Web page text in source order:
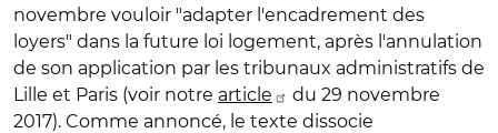
novembre vouloir "adapter l'encadrement des
loyers" dans la future loi logement, après l'annulation
de son application par les tribunaux administratifs de
Lille et Paris (voir notre article
du 29 novembre
2017). Comme annoncé, le texte dissocie